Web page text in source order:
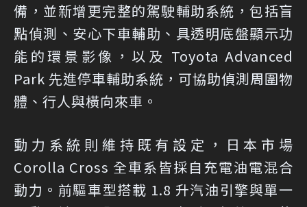
備，並新增更完整的駕駛輔助系統，包括盲
點偵測、安心下車輔助、具透明底盤顯示功
能的環景影像，以及 Toyota Advanced
Park 先進停車輔助系統，可協助偵測周圍物
體、行人與橫向來車。
動力系統則維持既有設定，日本市場
Corolla Cross 全車系皆採自充電油電混合
動力。前驅車型搭載 1.8 升汽油引擎與單一